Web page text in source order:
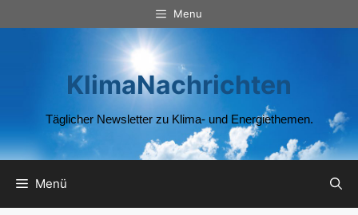
Inhalt
Menu
KlimaNachrichten
Täglicher Newsletter zu Klima- und Energiethemen.
Menü